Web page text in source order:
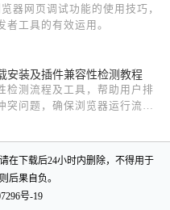
器网页调试功能的使用技巧，
者工具的有效运用。
安装及插件兼容性检测教程
检测流程及工具，帮助用户排
突问题，确保浏览器运行流畅
在下载后24小时内删除，不得用于
后果自负。
号-19